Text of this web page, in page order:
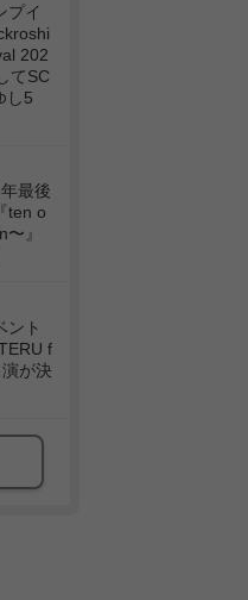
プイ
202
てSC
し5
最後
ten o
』
ント
f
が決